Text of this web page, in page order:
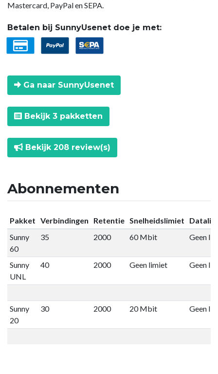
Mastercard, PayPal en SEPA.
Betalen bij SunnyUsenet doe je met:
Ga naar SunnyUsenet
Bekijk 3 pakketten
Bekijk 208 review(s)
Abonnementen
Pakket Verbindingen Retentie Snelheidslimiet
Sunny
60
35 2000 60 Mbit Geen
Sunny
UNL
40 2000 Geen limiet Geen
Sunny
20
30 2000 20 Mbit Geen